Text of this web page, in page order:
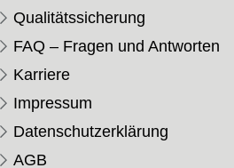
Qualitätssicherung
FAQ – Fragen und Antworten
Karriere
Impressum
Datenschutzerklärung
AGB